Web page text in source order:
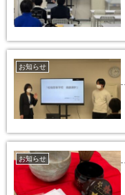
お知らせ
お知らせ